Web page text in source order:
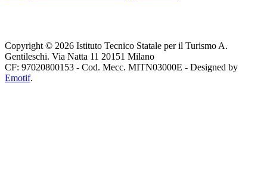
Copyright © 2026 Istituto Tecnico Statale per il Turismo A.
Gentileschi. Via Natta 11 20151 Milano
CF: 97020800153 - Cod. Mecc. MITN03000E - Designed by
Emotif.